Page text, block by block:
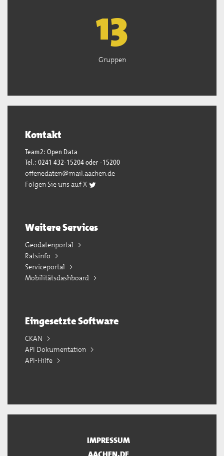
13
Gruppen
Kontakt
Team2: Open Data
Tel.: 0241 432-15204 oder -15200
offenedaten@mail.aachen.de
Folgen Sie uns auf X
Weitere Services
Geodatenportal
Ratsinfo
Serviceportal
Mobilitätsdashboard
Eingesetzte Software
CKAN
API Dokumentation
API-Hilfe
IMPRESSUM